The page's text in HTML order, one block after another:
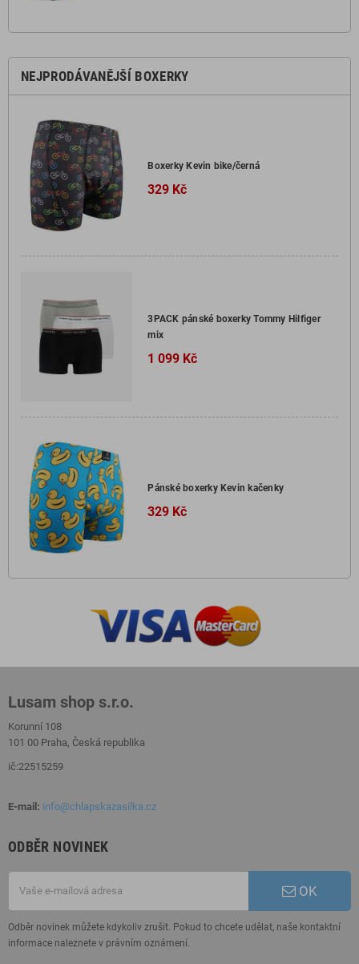
NEJPRODÁVANĚJŠÍ BOXERKY
Boxerky Kevin bike/černá
329 Kč
3PACK pánské boxerky Tommy Hilfiger
mix
1 099 Kč
Pánské boxerky Kevin kačenky
329 Kč
Lusam shop s.r.o.
Korunní 108
101 00 Praha, Česká republika
ič:22515259
E-mail: info@chlapskazasilka.cz
ODBĚR NOVINEK
OK
Odběr novinek můžete kdykoliv zrušit. Pokud to chcete udělat, naše kontaktní
informace naleznete v právním oznámení.